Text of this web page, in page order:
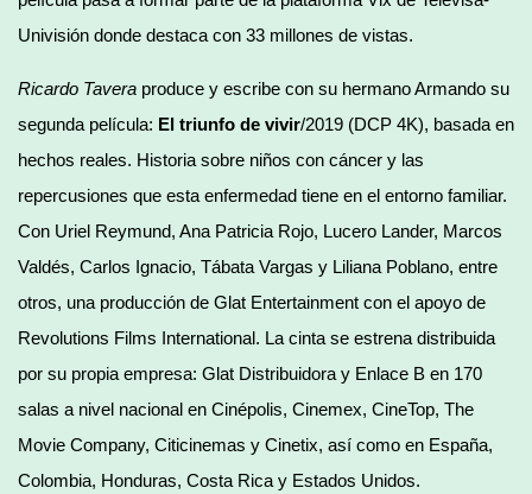
Univisión donde destaca con 33 millones de vistas.
Ricardo Tavera produce y escribe con su hermano Armando su
segunda película: El triunfo de vivir/2019 (DCP 4K), basada en
hechos reales. Historia sobre niños con cáncer y las
repercusiones que esta enfermedad tiene en el entorno familiar.
Con Uriel Reymund, Ana Patricia Rojo, Lucero Lander, Marcos
Valdés, Carlos Ignacio, Tábata Vargas y Liliana Poblano, entre
otros, una producción de Glat Entertainment con el apoyo de
Revolutions Films International. La cinta se estrena distribuida
por su propia empresa: Glat Distribuidora y Enlace B en 170
salas a nivel nacional en Cinépolis, Cinemex, CineTop, The
Movie Company, Citicinemas y Cinetix, así como en España,
Colombia, Honduras, Costa Rica y Estados Unidos.